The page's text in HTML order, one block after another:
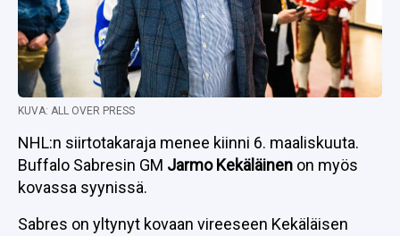
KUVA: ALL OVER PRESS
NHL:n siirtotakaraja menee kiinni 6. maaliskuuta.
Buffalo Sabresin GM Jarmo Kekäläinen on myös
kovassa syynissä.
Sabres on yltynyt kovaan vireeseen Kekäläisen